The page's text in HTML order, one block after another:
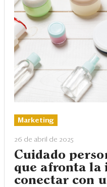
Sectores y Empresas
Management
Economía y Finanzas
Legal y Política
Eventos
Blogs
Ranking CEO
Edición Impresa
Marketing
26 de abril de 2025
Cuidado
que afronta la
conectar con